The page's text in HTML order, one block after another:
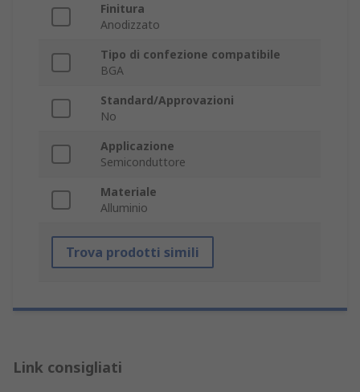
Finitura
Anodizzato
Tipo di confezione compatibile
BGA
Standard/Approvazioni
No
Applicazione
Semiconduttore
Materiale
Alluminio
Trova prodotti simili
Link consigliati